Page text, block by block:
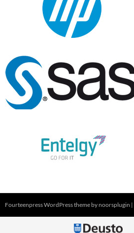
Fourteenpress WordPress theme by noorsplugin |